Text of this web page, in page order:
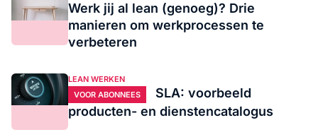
Werk jij al lean (genoeg)? Drie
manieren om werkprocessen te
verbeteren
LEAN WERKEN
VOOR ABONNEES
SLA: voorbeeld
producten- en dienstencatalogus